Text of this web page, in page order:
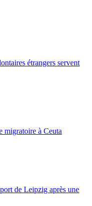
étrangers servent
migratoire à Ceuta
de Leipzig après une